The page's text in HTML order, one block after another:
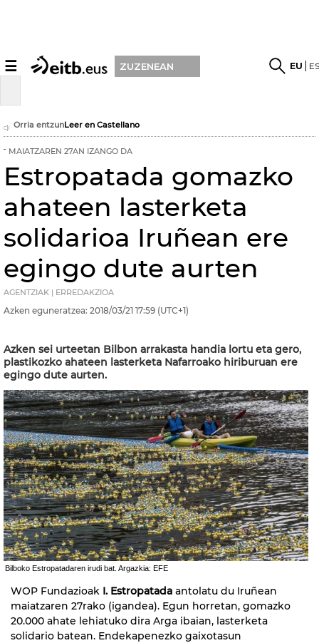
☰ ZUZENEAN EU
Orria entzunLeer en Castellano
MAIATZAREN 27AN IZANGO DA
Estropatada gomazko
ahateen lasterketa
solidarioa Iruñean ere
egingo dute aurten
AGENTZIAK | ERREDAKZIOA
Azken eguneratzea: 2018/03/21 17:59 (UTC+1)
Azken sei urteetan Bilbon arrakasta handia lortu eta gero,
plastikozko ahateen lasterketa Nafarroako hiriburuan ere
egingo dute aurten.
Bilboko Estropatadaren irudi bat. Argazkia: EFE
WOP Fundazioak I. Estropatada antolatu du Iruñean
maiatzaren 27rako (igandea). Egun horretan, gomazko
20.000 ahate lehiatuko dira Arga ibaian, lasterketa
solidario batean. Endekapenezko gaixotasun